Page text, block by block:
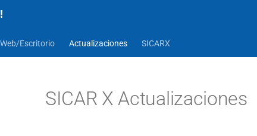
Web/Escritorio Actualizaciones SICARX
SICAR X Actualizaciones